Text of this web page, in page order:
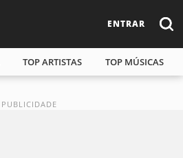
ENTRAR
TOP ARTISTAS TOP MÚSICAS